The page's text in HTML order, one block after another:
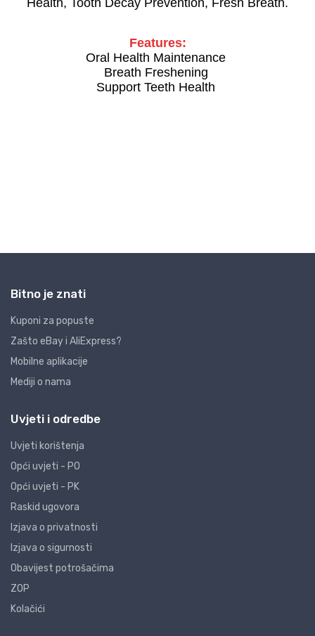
Bitno je znati
Kuponi za popuste
Zašto eBay i AliExpress?
Mobilne aplikacije
Mediji o nama
Uvjeti i odredbe
Uvjeti korištenja
Opći uvjeti - PO
Opći uvjeti - PK
Raskid ugovora
Izjava o privatnosti
Izjava o sigurnosti
Obavijest potrošačima
ZOP
Kolačići